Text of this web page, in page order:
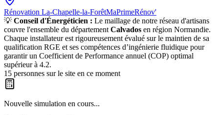
Rénovation La-Chapelle-la-ForêtMaPrimeRénov'
💡 Conseil d'Énergéticien : Le maillage de notre réseau d'artisans
couvre l'ensemble du département Calvados en région Normandie.
Chaque installateur est rigoureusement évalué sur le maintien de sa
qualification RGE et ses compétences d’ingénierie fluidique pour
garantir un Coefficient de Performance annuel (COP) optimal
supérieur à 4.2.
15 personnes sur le site en ce moment
Nouvelle simulation en cours...